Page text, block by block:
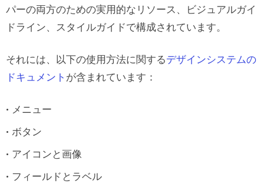
パーの両方のための実用的なリソース、ビジュアルガイ
ドライン、スタイルガイドで構成されています。
それには、以下の使用方法に関するデザインシステムの
ドキュメント が含まれています：
メニュー
ボタン
アイコンと画像
フィールドとラベル